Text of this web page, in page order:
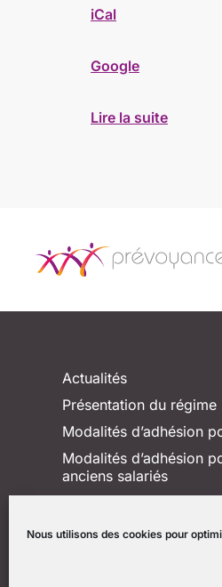
Nous utilisons des cookies pour
iCal
Google
Lire la suite
Actualités
Présentation du régime
Modalités d’adhésion
Modalités d’adhésion
anciens salariés